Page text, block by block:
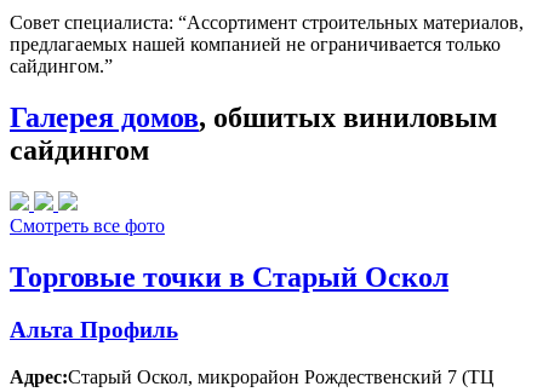
Совет специалиста: “Ассортимент строительных материалов,
предлагаемых нашей компанией не ограничивается только
сайдингом.”
Галерея домов, обшитых виниловым
сайдингом
Смотреть все фото
Торговые точки в Старый Оскол
Альта Профиль
Адрес:Старый Оскол, микрорайон Рождественский 7 (ТЦ